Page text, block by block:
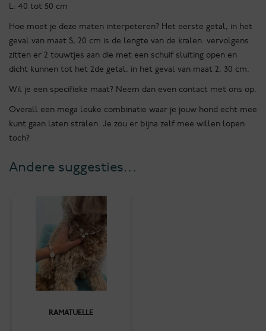
L: 40 tot 50 cm
Hoe moet je deze maten interpeteren? Het eerste getal, in het
geval van maat S, 20 cm is de lengte van de kralen. vervolgens
zitten er 2 touwtjes aan die met een schuif sluiting open en
dicht kunnen tot het 2de getal, in het geval van maat 2, 30 cm.
Wil je een specifieke maat? Neem dan even contact met ons op.
Overall een mega leuke combinatie waar je jouw hond echt mee
kunt gaan laten stralen. Je zou er bijna zelf mee willen lopen
toch?
Andere suggesties…
RAMATUELLE